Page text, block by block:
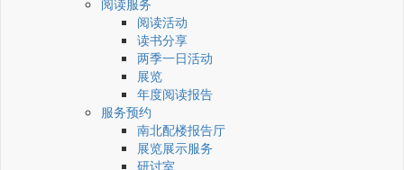
阅读服务
阅读活动
读书分享
两季一日活动
展览
年度阅读报告
服务预约
南北配楼报告厅
展览展示服务
研讨室